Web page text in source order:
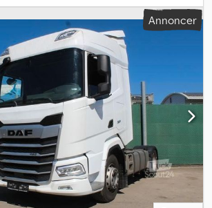
STS XT .1 Nyt køretøj –
Ladeflademål: 2,51 x 1,53 m Tilladt totalvægt:
kg Dcedsx T Sckjpfx Aamjk Udstyr: *
og nyeste kinematik * Velegnet til op til
integreret midt i bunden *
til venstre og højre (10 cm) til fastgørelse af
vejstabilitet takket være solidt chassis
enkelt hjulophæng og
hjullejer * Robust, skridsikker og
Stærk, svejset og varmgalvaniseret ramme *
* Opløbsbremse med bakautomatik
t opgradering med støddæmpere for 150,-
(35 cm) for 590,- EUR inkl.
for 120,- EUR inkl. moms * Ekstra
Annoncer